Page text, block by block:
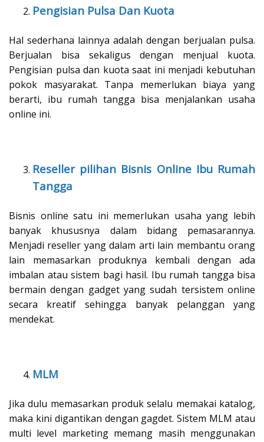
Pengisian Pulsa Dan Kuota
Hal sederhana lainnya adalah dengan berjualan pulsa.
Berjualan bisa sekaligus dengan menjual kuota.
Pengisian pulsa dan kuota saat ini menjadi kebutuhan
pokok masyarakat. Tanpa memerlukan biaya yang
berarti, ibu rumah tangga bisa menjalankan usaha
online ini.
Reseller pilihan Bisnis Online Ibu Rumah
Tangga
Bisnis online satu ini memerlukan usaha yang lebih
banyak khususnya dalam bidang pemasarannya.
Menjadi reseller yang dalam arti lain membantu orang
lain memasarkan produknya kembali dengan ada
imbalan atau sistem bagi hasil. Ibu rumah tangga bisa
bermain dengan gadget yang sudah tersistem online
secara kreatif sehingga banyak pelanggan yang
mendekat.
MLM
Jika dulu memasarkan produk selalu memakai katalog,
maka kini digantikan dengan gagdet. Sistem MLM atau
multi level marketing memang masih menggunakan